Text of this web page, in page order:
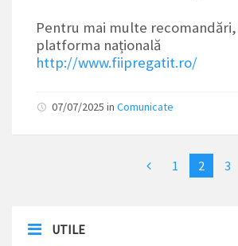
Pentru mai multe recomandări,
platforma națională
http://www.fiipregatit.ro/
07/07/2025 in Comunicate
1 2 3
UTILE